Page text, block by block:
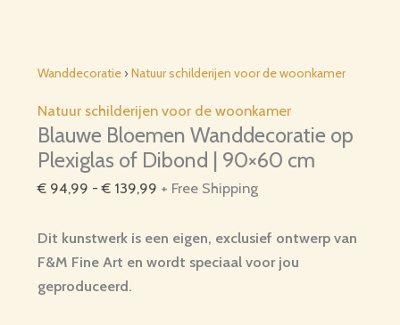
Wanddecoratie› Natuur schilderijen voor de woonkamer
Natuur schilderijen voor de woonkamer
Blauwe Bloemen Wanddecoratie op
Plexiglas of Dibond | 90×60 cm
€94,99 - €139,99Prijsklasse:
tot
€ 139,99
+ Free Shipping
Dit kunstwerk is een eigen, exclusief ontwerp van
F&M Fine Art en wordt speciaal voor jou
geproduceerd.